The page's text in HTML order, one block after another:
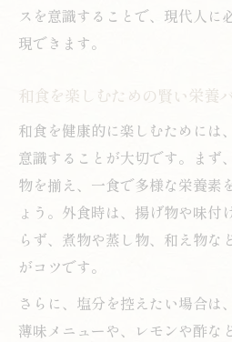
スを意識することで、現代人に
現できます。
和食を楽しむための賢い栄養
和食を健康的に楽しむためには
意識することが大切です。まず
物を揃え、一食で多様な栄養素
ょう。外食時は、揚げ物や味付
らず、煮物や蒸し物、和え物な
がコツです。
さらに、塩分を控えたい場合は
薄味メニューや、レモンや酢な